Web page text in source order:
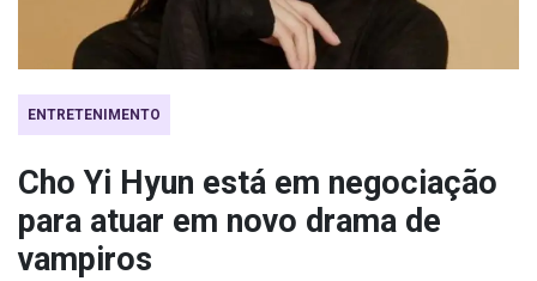
ENTRETENIMENTO
Cho Yi Hyun está em negociação
para atuar em novo drama de
vampiros